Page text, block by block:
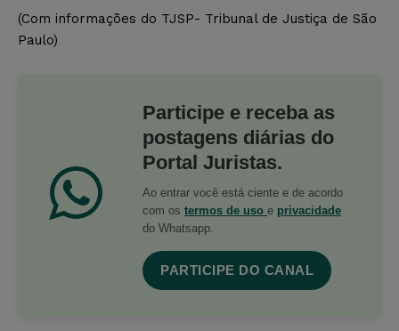
(Com informações do TJSP- Tribunal de Justiça de São
Paulo)
Participe e receba as
postagens diárias do
Portal Juristas.
Ao entrar você está ciente e de acordo
com os termos de uso e privacidade
do Whatsapp.
PARTICIPE DO CANAL